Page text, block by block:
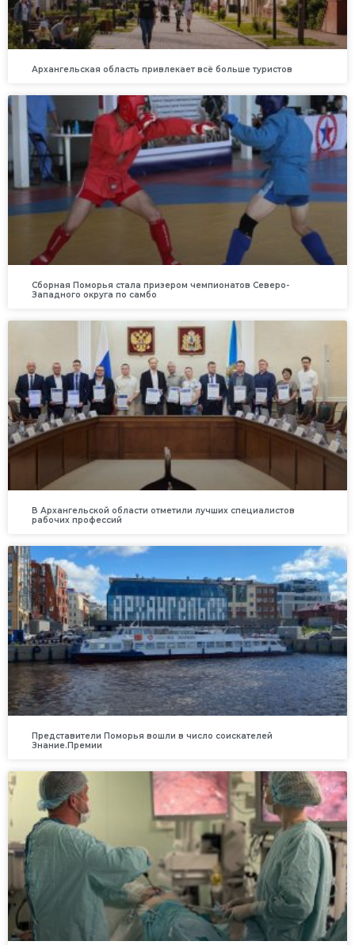
Архангельская область привлекает всё больше туристов
Сборная Поморья стала призером чемпионатов Северо-
Западного округа по самбо
В Архангельской области отметили лучших специалистов
рабочих профессий
Представители Поморья вошли в число соискателей
Знание.Премии